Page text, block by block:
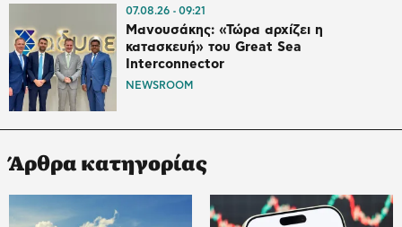
07.08.26 09:21
Μανουσάκης: «Τώρα αρχίζει η
κατασκευή» του Great Sea
Interconnector
NEWSROOM
Άρθρα κατηγορίας